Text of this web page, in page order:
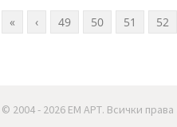
« ‹ 49 50 51 52
© 2004 - 2026 ЕМ АРТ. Всички права